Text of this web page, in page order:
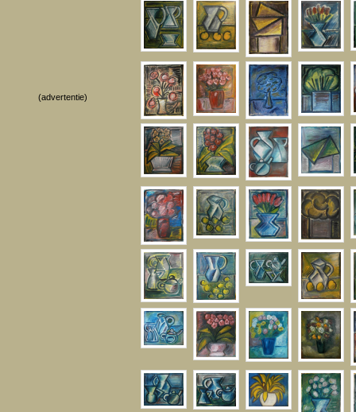
(advertentie)